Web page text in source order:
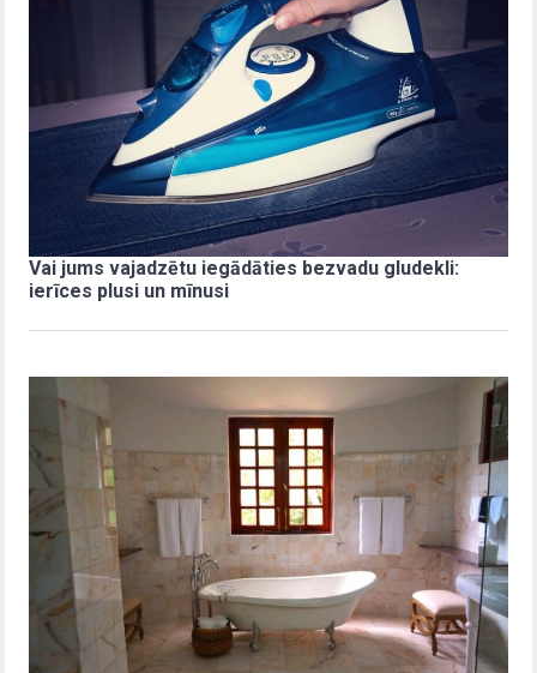
Vai jums vajadzētu iegādāties bezvadu gludekli:
ierīces plusi un mīnusi